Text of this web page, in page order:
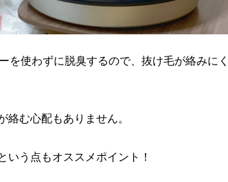
使わずに脱臭するので、抜け毛が絡みにく
む心配もありません。
う点もオススメポイント！